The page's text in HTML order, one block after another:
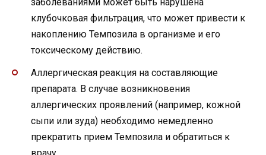
клубочковая фильтрация, что может привести к
накоплению Темпозила в организме и его
токсическому действию.
Аллергическая реакция на составляющие
препарата. В случае возникновения
аллергических проявлений (например, кожной
сыпи или зуда) необходимо немедленно
прекратить прием Темпозила и обратиться к